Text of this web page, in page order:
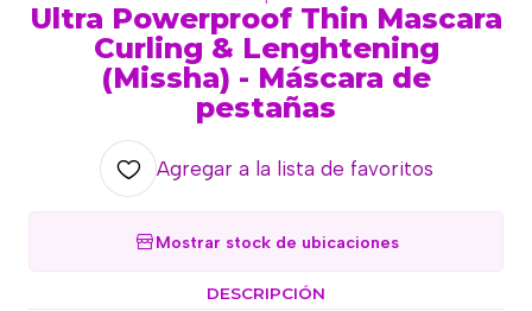
Ultra Powerproof Thin Mascara
Curling & Lenghtening
(Missha) - Máscara de
pestañas
Agregar a la lista de favoritos
Mostrar stock de ubicaciones
DESCRIPCIÓN